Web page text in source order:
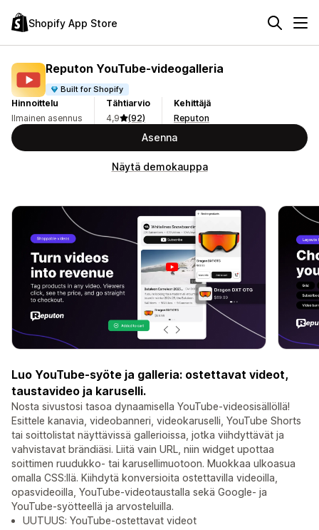
Shopify App Store
Reputon YouTube‑videogalleria
Built for Shopify
Hinnoittelu
Ilmainen asennus
Tähtiarvio
4,9
(92)
Kehittäjä
Reputon
Asenna
Näytä demokauppa
Luo YouTube-syöte ja galleria: ostettavat videot,
taustavideo ja karuselli.
Nosta sivustosi tasoa dynaamisella YouTube-videosisällöllä!
Esittele kanavia, videobanneri, videokaruselli, YouTube Shorts
tai soittolistat näyttävissä gallerioissa, jotka viihdyttävät ja
vahvistavat brändiäsi. Liitä vain URL, niin widget upottaa
soittimen ruudukko- tai karusellimuotoon. Muokkaa ulkoasua
omalla CSS:llä. Kiihdytä konversioita ostettavilla videoilla,
opasvideoilla, YouTube-videotaustalla sekä Google- ja
YouTube-syötteellä ja arvosteluilla.
UUTUUS: YouTube-ostettavat videot